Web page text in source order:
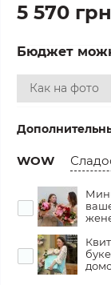
5 570 грн
Бюджет
Как на фото
WOW